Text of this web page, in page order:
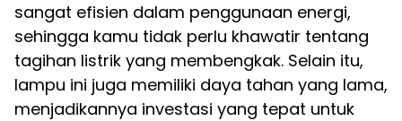
sangat efisien dalam penggunaan energi,
sehingga kamu tidak perlu khawatir tentang
tagihan listrik yang membengkak. Selain itu,
lampu ini juga memiliki daya tahan yang lama,
menjadikannya investasi yang tepat untuk